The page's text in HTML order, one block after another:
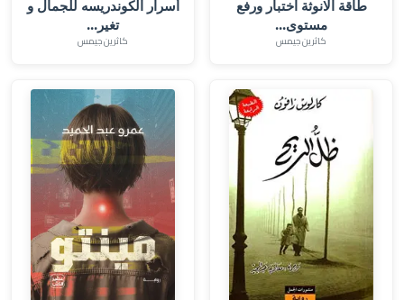
طاقة الانوثة اختبار ورفع
مستوى...
كاثرين جيمس‎
أسرار الكوندريسه للجمال و
تغير...
كاثرين جيمس‎